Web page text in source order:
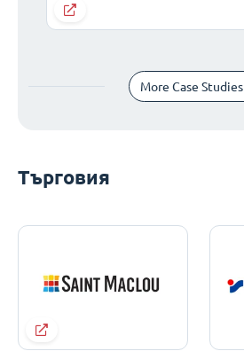
More Case Studies
Търговия